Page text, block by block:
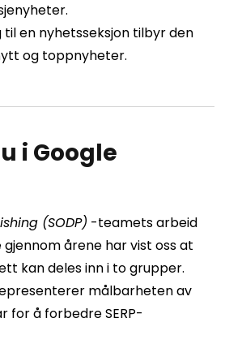
til en nyhetsseksjon tilbyr den
og toppnyheter.
i Google
(SODP) -teamets arbeid
årene har vist oss at
kan deles inn i to grupper.
målbarheten av
for å forbedre SERP-